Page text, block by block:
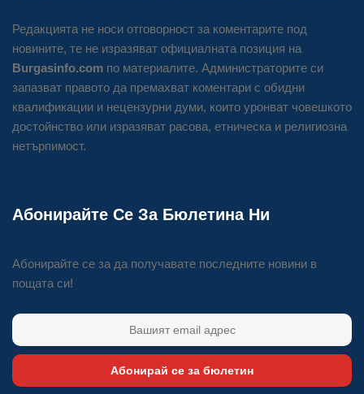
Редакцията не носи отговорност за коментарите под
новините, те не изразяват официалната позиция на
Burgasinfo.com по материалите. Администраторите си
запазват правото да премахват коментари с обидни
квалификации и нецензурни думи, които уронват човешкото
достойнство или изразяват расова, етническа и религиозна
нетърпимост.
Абонирайте Се За Бюлетина Ни
Абонирайте се за да получавате последните новини в
пощата си!
Абонирай се за бюлетин